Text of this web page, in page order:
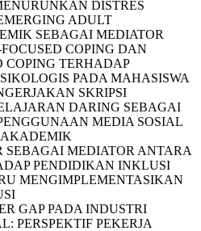
DISTRES
ADULT
SEBAGAI MEDIATOR
COPING DAN
COPING TERHADAP
PADA MAHASISWA
SKRIPSI
DARING SEBAGAI
MEDIA SOSIAL
AKADEMIK
SEBAGAI MEDIATOR ANTARA
PENDIDIKAN INKLUSI
MENGIMPLEMENTASIKAN
GAP PADA INDUSTRI
PERSPEKTIF PEKERJA